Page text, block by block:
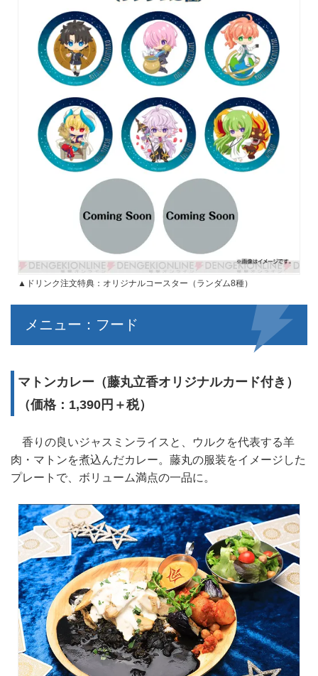
▲ドリンク注文特典：オリジナルコースター（ランダム8種）
メニュー：フード
マトンカレー（藤丸立香オリジナルカード付き）
（価格：1,390円＋税）
香りの良いジャスミンライスと、ウルクを代表する羊
肉・マトンを煮込んだカレー。藤丸の服装をイメージした
プレートで、ボリューム満点の一品に。